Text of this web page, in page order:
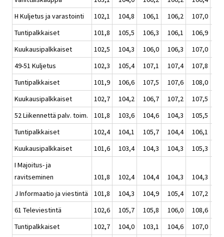
H Kuljetus ja varastointi
102,1 104,8 106,1 106,2 107,0
Tuntipalkkaiset
101,8 105,5 106,3 106,1 106,9
Kuukausipalkkaiset
102,5 104,3 106,0 106,3 107,0
49-51 Kuljetus
102,3 105,4 107,1 107,4 107,8
Tuntipalkkaiset
101,9 106,6 107,5 107,6 108,0
Kuukausipalkkaiset
102,7 104,2 106,7 107,2 107,5
52 Liikennettä palv. toim.
101,8 103,6 104,6 104,3 105,5
Tuntipalkkaiset
102,4 104,1 105,7 104,4 106,1
Kuukausipalkkaiset
101,6 103,4 104,3 104,3 105,3
I Majoitus- ja
ravitseminen
101,8 102,4 104,4 104,3 104,3
J Informaatio ja viestintä
101,8 104,3 104,9 105,4 107,2
61 Televiestintä
102,6 105,7 105,8 106,0 108,6
Tuntipalkkaiset
102,7 104,0 103,1 104,6 107,0